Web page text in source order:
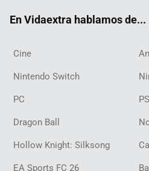
En Vidaextra hablamos de...
Cine
Nintendo Switch
PC
Dragon Ball
Hollow Knight: Silksong
EA Sports FC 26